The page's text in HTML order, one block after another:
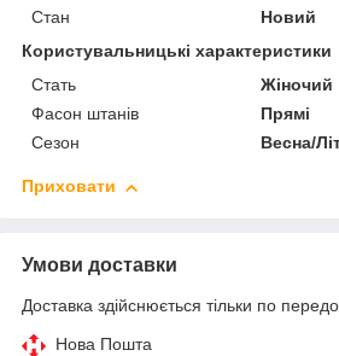
Стан
Новий
Користувальницькі характеристики
Стать
Жіночий
Фасон штанів
Прямі
Сезон
Весна/
Приховати
Умови доставки
Доставка здійснюється тільки по
Нова Пошта